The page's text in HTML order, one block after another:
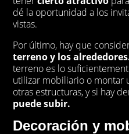
dé la oportunidad a los
vistas.
Por último, hay que
terreno y los
terreno es lo
utilizar mobiliario o montar
otras estructuras, y si hay
puede subir.
Decoración y